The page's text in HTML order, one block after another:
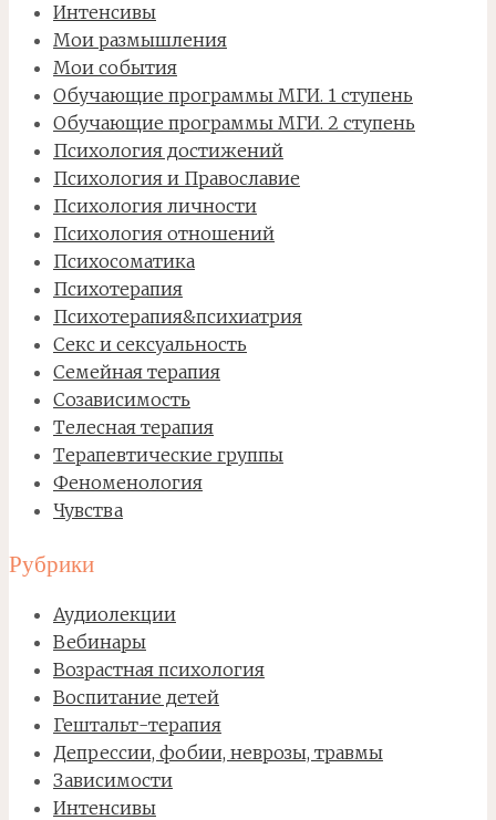
Интенсивы
Мои размышления
Мои события
Обучающие программы МГИ. 1 ступень
Обучающие программы МГИ. 2 ступень
Психология достижений
Психология и Православие
Психология личности
Психология отношений
Психосоматика
Психотерапия
Психотерапия&психиатрия
Секс и сексуальность
Семейная терапия
Созависимость
Телесная терапия
Терапевтические группы
Феноменология
Чувства
Рубрики
Аудиолекции
Вебинары
Возрастная психология
Воспитание детей
Гештальт-терапия
Депрессии, фобии, неврозы, травмы
Зависимости
Интенсивы